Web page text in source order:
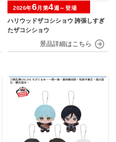
ハリウッドザコシショウ 誇張しすぎ
たザコシショウ
2026年6月第4週～登場